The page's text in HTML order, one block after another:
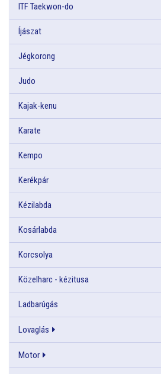
ITF Taekwon-do
Íjászat
Jégkorong
Judo
Kajak-kenu
Karate
Kempo
Kerékpár
Kézilabda
Kosárlabda
Korcsolya
Közelharc - kézitusa
Ladbarúgás
Lovaglás
Motor